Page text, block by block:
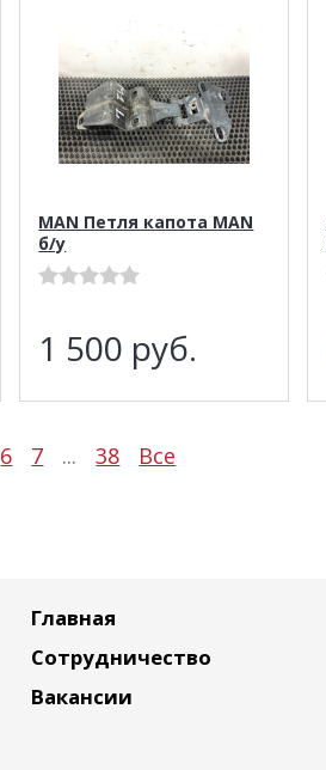
MAN Петля капота MAN
б/у
1 500 руб.
6 7 ... 38 Все
Главная
Сотрудничество
Вакансии